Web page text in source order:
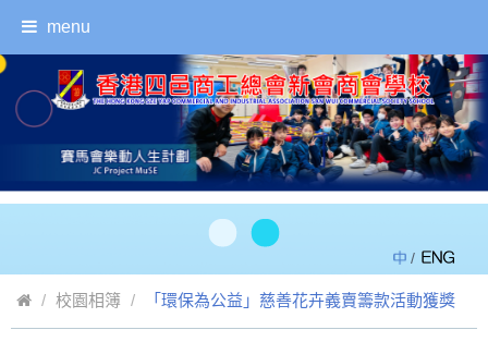
menu
/
校園相簿 「環保為公益」慈善花卉義賣籌款活動獲獎